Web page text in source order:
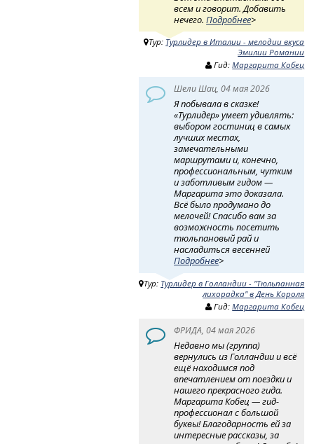
всем и говорит. Добавить
нечего.Подробнее>
Тур: Турлидер в Италии - мелодии вкуса
Эмилии Романии
Гид:Маргарита Кобец
Шели Шац, 04 мая 2026
Я побывала в сказке!
«Турлидер» умеет удивлять:
выбором гостиниц в самых
лучших местах,
замечательными
маршрутами и, конечно,
профессиональным, чутким
и заботливым гидом —
Маргарита это доказала.
Всё было продумано до
мелочей! Спасибо вам за
возможность посетить
тюльпановый рай и
насладиться весенней
Подробнее>
Тур: Турлидер в Голландии - "Тюльпанная
лихорадка" в День Короля
Гид:Маргарита Кобец
ФРИДА, 04 мая 2026
Недавно мы (группа)
вернулись из Голландии и всё
ещё находимся под
впечатлением от поездки и
нашего прекрасного гида.
Маргарита Кобец — гид-
профессионал с большой
буквы! Благодарность ей за
интересные рассказы, за